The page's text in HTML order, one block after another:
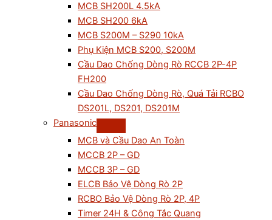
MCB SH200L 4.5kA
MCB SH200 6kA
MCB S200M – S290 10kA
Phụ Kiện MCB S200, S200M
Cầu Dao Chống Dòng Rò RCCB 2P-4P
FH200
Cầu Dao Chống Dòng Rò, Quá Tải RCBO
DS201L, DS201, DS201M
Panasonic
MCB và Cầu Dao An Toàn
MCCB 2P – GD
MCCB 3P – GD
ELCB Bảo Vệ Dòng Rò 2P
RCBO Bảo Vệ Dòng Rò 2P, 4P
Timer 24H & Công Tắc Quang